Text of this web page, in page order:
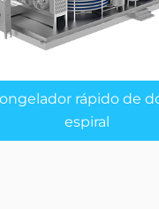
rápido de
espiral